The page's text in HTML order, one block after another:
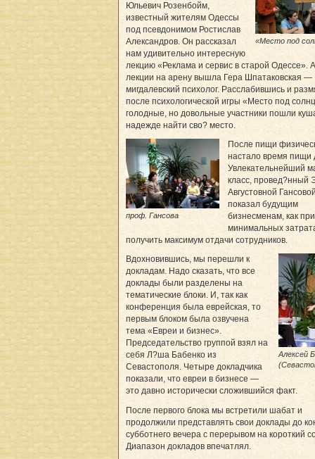
«Место под
Юльевич Розенбойм,
известный жителям Одессы
под псевдонимом Ростислав
Александров. Он рассказал
нам удивительно интересную
лекцию «Реклама и сервис в старой Одессе».
лекции на арену вышла Гера Шпатаковская —
мигдалевский психолог. Расслабившись и
после психологической игры «Место под
голодные, но довольные участники пошли
надежде найти сво? место.
проф. Гансова
После пищи
настало время пищи
Увлекательнейший
класс, провед?нный
Августовной
показал будущим
бизнесменам, как при
минимальных
получить максимум отдачи сотрудников.
Алексей
Вдохновившись, мы перешли к
докладам. Надо сказать, что все
доклады были разделены на
тематические блоки. И, так как
конференция была еврейская, то
первым блоком была озвучена
тема «Евреи и бизнес».
Председательство группой взял на
себя Л?ша Бабенко из
Севастополя. Четыре докладчика
показали, что евреи в бизнесе —
это давно исторически сложившийся факт.
После первого блока мы встретили шабат и
продолжили представлять свои доклады до
субботнего вечера с перерывом на короткий
Диапазон докладов впечатлял.